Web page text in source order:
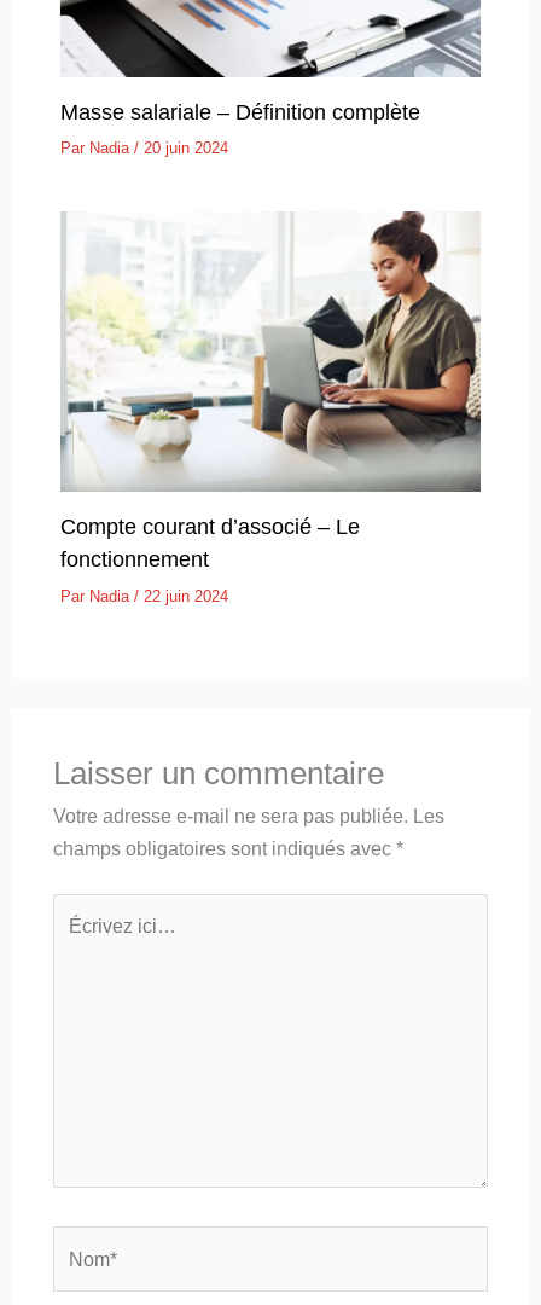
Masse salariale – Définition complète
Par Nadia / 20 juin 2024
Compte courant d’associé – Le
fonctionnement
Par Nadia / 22 juin 2024
Laisser un commentaire
Votre adresse e-mail ne sera pas publiée. Les
champs obligatoires sont indiqués avec *